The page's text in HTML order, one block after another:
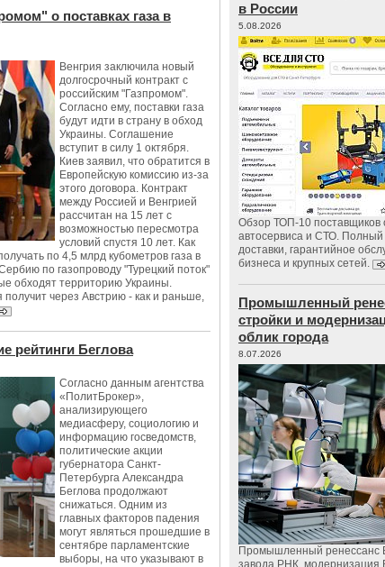
о поставках газа в
Венгрия заключила новый
долгосрочный контракт с
российским "Газпромом".
Согласно ему, поставки газа
будут идти в страну в обход
Украины. Соглашение
вступит в силу 1 октября.
Киев заявил, что обратится в
Европейскую комиссию из-за
этого договора. Контракт
между Россией и Венгрией
рассчитан на 15 лет с
возможностью пересмотра
условий спустя 10 лет. Как
по 4,5 млрд кубометров газа в
по газопроводу "Турецкий поток"
обходят территорию Украины.
через Австрию - как и раньше,
рейтинги Беглова
Согласно данным агентства
«ПолитБрокер»,
анализирующего
медиасферу, социологию и
информацию госведомств,
политические акции
губернатора Санкт-
Петербурга Александра
Беглова продолжают
снижаться. Одним из
главных факторов падения
могут являться прошедшие в
сентябре парламентские
выборы, на что указывают в
в России
5.08.2026
Обзор ТОП-10 поставщиков
автосервиса и СТО. Полный
доставки, гарантийное
бизнеса и крупных сетей.
Промышленный
стройки и
облик города
8.07.2026
Промышленный ренессанс
завода РНК, модернизация